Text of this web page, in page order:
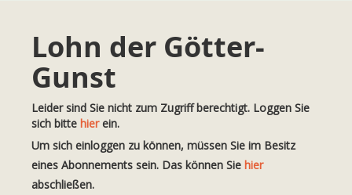
Lohn der Götter-
Gunst
Leider sind Sie nicht zum Zugriff berechtigt. Loggen Sie
sich bitte hierein.
Um sich einloggen zu können, müssen Sie im Besitz
eines Abonnements sein. Das können Sie hier
abschließen.